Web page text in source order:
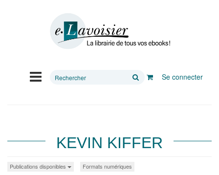
Rechercher
Se connecter
KEVIN KIFFER
Publications disponibles Formats numériques